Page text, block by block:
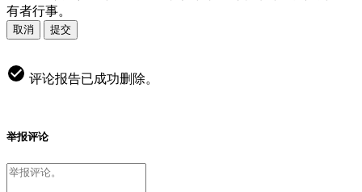
有者行事。
取消 提交
评论报告已成功删除。
举报评论